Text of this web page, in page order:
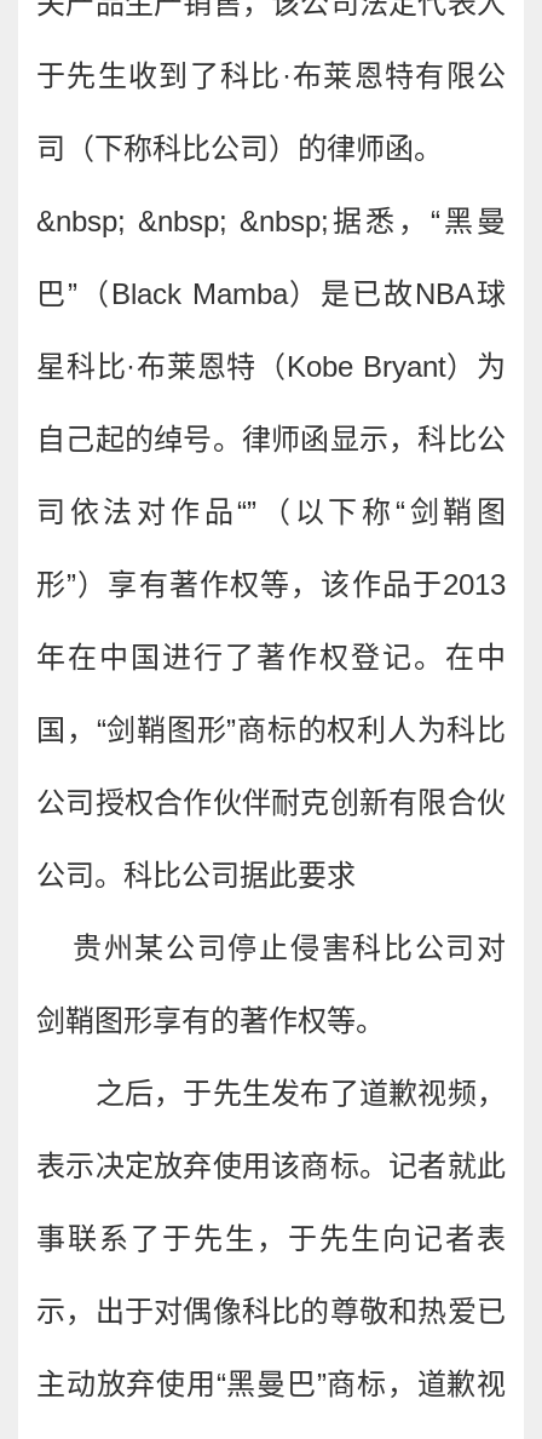
于先生收到了科比·布莱恩特有限公
司（下称科比公司）的律师函。
&nbsp; &nbsp; &nbsp;据悉，“黑曼
巴”（Black Mamba）是已故NBA球
星科比·布莱恩特（Kobe Bryant）为
自己起的绰号。律师函显示，科比公
司依法对作品“”（以下称“剑鞘图
形”）享有著作权等，该作品于2013
年在中国进行了著作权登记。在中
国，“剑鞘图形”商标的权利人为科比
公司授权合作伙伴耐克创新有限合伙
公司。科比公司据此要求
贵州某公司停止侵害科比公司对
剑鞘图形享有的著作权等。
之后，于先生发布了道歉视频，
表示决定放弃使用该商标。记者就此
事联系了于先生，于先生向记者表
示，出于对偶像科比的尊敬和热爱已
主动放弃使用“黑曼巴”商标，道歉视